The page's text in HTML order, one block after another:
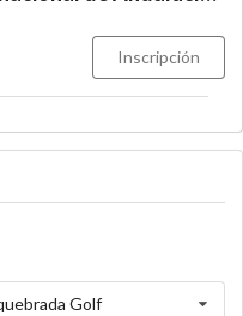
Inscripción
Golf